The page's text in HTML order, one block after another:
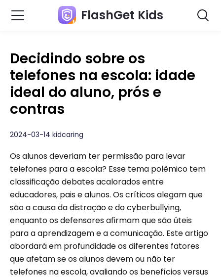
FlashGet Kids
Decidindo sobre os
telefones na escola: idade
ideal do aluno, prós e
contras
2024-03-14 kidcaring
Os alunos deveriam ter permissão para levar
telefones para a escola? Esse tema polêmico tem
classificação debates acalorados entre
educadores, pais e alunos. Os críticos alegam que
são a causa da distração e do cyberbullying,
enquanto os defensores afirmam que são úteis
para a aprendizagem e a comunicação. Este artigo
abordará em profundidade os diferentes fatores
que afetam se os alunos devem ou não ter
telefones na escola, avaliando os benefícios versus